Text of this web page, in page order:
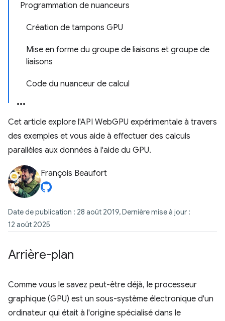
Programmation de nuanceurs
Création de tampons GPU
Mise en forme du groupe de liaisons et groupe de
liaisons
Code du nuanceur de calcul
Cet article explore l'API WebGPU expérimentale à travers
des exemples et vous aide à effectuer des calculs
parallèles aux données à l'aide du GPU.
François Beaufort
Date de publication : 28 août 2019, Dernière mise à jour :
12 août 2025
Arrière-plan
Comme vous le savez peut-être déjà, le processeur
graphique (GPU) est un sous-système électronique d'un
ordinateur qui était à l'origine spécialisé dans le